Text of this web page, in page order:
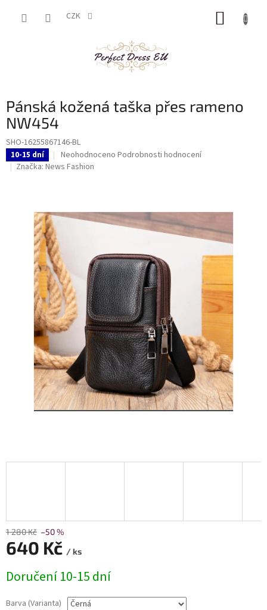
CZK
Pánská kožená taška přes rameno
NW454
SHO-16255867146-BL
10-15 dní
Průměrné
hodnocení
z
Neohodnoceno Podrobnosti hodnocení
Značka: News Fashion
1 280 Kč –50 %
640 Kč / ks
cena:
Doručení 10-15 dní
Barva (Varianta)